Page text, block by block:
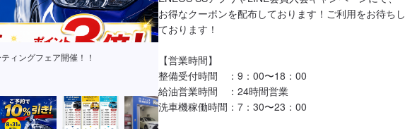
格はこちら
お得なクーポンを配布しております！ご利用をお待ちし
ております！
【営業時間】
整備受付時間　：9：00〜18：00
給油営業時間　：24時間営業
洗車機稼働時間：7：30〜23：00